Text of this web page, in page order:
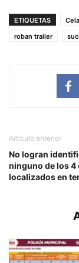
ETIQUETAS
roban trailer
Artículo anterior
No logran
ninguno de los 4
localizados en